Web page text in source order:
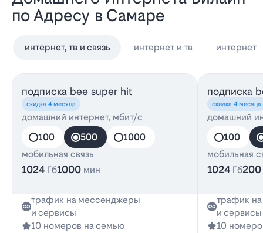
по Адресу в Самаре
интернет, тв и связь интернет и тв интернет
подписка bee super hit
скидка 4 месяца
домашний интернет, мбит/с
100
500
1000
мобильная связь
1024 Гб1000 мин
трафик на мессенджеры
и сервисы
10 номеров на семью
подписка
скидка 4 месяца
домашний
100
мобильная
1024 Гб200
трафик
и сервисы
10